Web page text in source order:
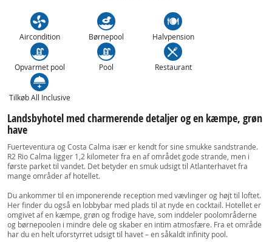
Aircondition Børnepool Halvpension
Opvarmet pool Pool Restaurant
Tilkøb All Inclusive
Landsbyhotel med charmerende detaljer og en kæmpe, grøn
have
Fuerteventura og Costa Calma især er kendt for sine smukke sandstrande.
R2 Rio Calma ligger 1,2 kilometer fra en af området gode strande, men i
første parket til vandet. Det betyder en smuk udsigt til Atlanterhavet fra
mange områder af hotellet.
Du ankommer til en imponerende reception med vævlinger og højt til loftet.
Her finder du også en lobbybar med plads til at nyde en cocktail. Hotellet er
omgivet af en kæmpe, grøn og frodige have, som inddeler poolområderne
og børnepoolen i mindre dele og skaber en intim atmosfære. Fra et område
har du en helt uforstyrret udsigt til havet – en såkaldt infinity pool.